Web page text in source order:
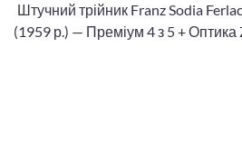
Штучний трійник Franz Sodia
(1959 р.) — Преміум 4 з 5 + Оптика